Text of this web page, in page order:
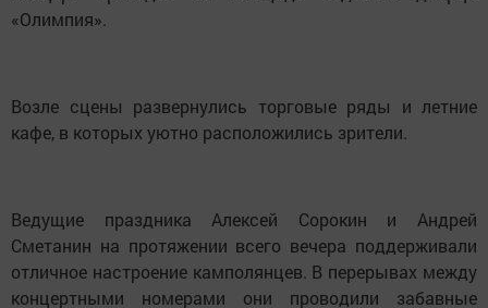
«Олимпия».
Возле сцены развернулись торговые ряды и летние
кафе, в которых уютно расположились зрители.
Ведущие праздника Алексей Сорокин и Андрей
Сметанин на протяжении всего вечера поддерживали
отличное настроение камполянцев. В перерывах между
концертными номерами они проводили забавные